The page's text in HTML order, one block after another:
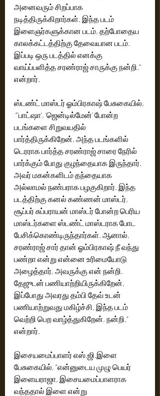
அனைவரும் சிறப்பாக
நடித்திருக்கிறார்கள். இந்த படம்
இளைஞர்களுக்கான படம், தற்போதைய
காலக்கட்டத்திற்கு தேவையான படம்.
இப்படி ஒரு படத்தில் எனக்கு
வாய்ப்பளித்த சரண்ராஜ் சாருக்கு நன்றி.”
என்றார்.
ஸ்டண்ட் மாஸ்டர் ஓம்பிரகாஷ் பேசுகையில்,
படங்களை சிறுவயதில்
பார்த்திருக்கிறேன். அந்த படங்களில்
டெரராக பார்த்த சரண்ராஜ் சாரை நேரில்
பார்க்கும் போது குழந்தையாக இருந்தார்.
அவர் மகன்களிடம் தந்தையாக
அல்லாமல் நண்பராக பழகுகிறார். இந்த
படத்திற்கு கனல் கண்ணன் மாஸ்டர்,
சூப்பர் சுப்பராயன் மாஸ்டர் போன்ற பெரிய
மாஸ்டர்களை ஸ்டண்ட் மாஸ்டராக போட
பேசிக்கொண்டிருந்தார்கள். ஆனால்,
சரண்ராஜ் சார் தான் ஓம்பிரகாஷ் நீ வந்து
பண்றா என்று என்னை உரிமையோடு
அழைத்தார், அவருக்கு என் நன்றி.
தேஜுடன் பணியாற்றியிருக்கிறேன்,
இப்போது அவரது தம்பி தேவ் உடன்
பணியாற்றுவது மகிழ்ச்சி. இந்த படம்
வெற்றி பெற வாழ்த்துகிறேன், நன்றி.”
என்றார்.
இசையமைப்பாளர் எஸ்.ஜி.இளை
பேசுகையில், “என்னுடைய முழு பெயர்
இளையராஜா, இசையமைப்பாளராக
வந்ததால் இளை என்று